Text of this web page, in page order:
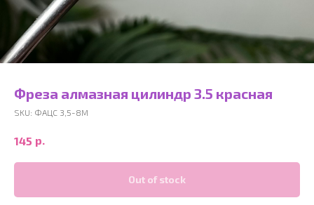
Фреза алмазная цилиндр 3.5 красная
SKU: ФАЦС 3,5-8М
145 р.
Out of stock